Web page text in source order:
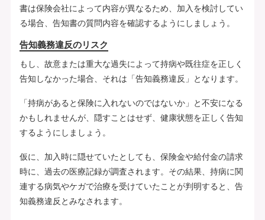
書は保険会社によって内容が異なるため、加入を検討してい
る場合、告知書の質問内容を確認するようにしましょう。
告知義務違反のリスク
もし、故意または重大な過失によって持病や既往症を正しく
告知しなかった場合、それは「告知義務違反」となります。
「持病があると保険に入れないのではないか」と不安になる
かもしれませんが、隠すことはせず、健康状態を正しく告知
するようにしましょう。
仮に、加入時に隠せていたとしても、保険金や給付金の請求
時に、過去の医療記録が調査されます。その結果、持病に関
連する病気やケガで治療を受けていたことが判明すると、告
知義務違反とみなされます。